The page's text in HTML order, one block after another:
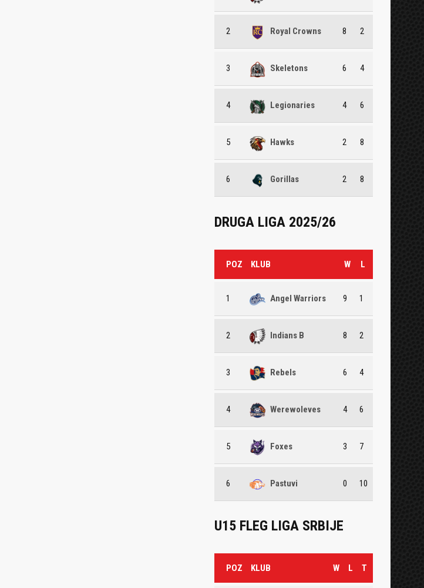
2 Royal Crowns 8 2
3 Skeletons 6 4
4 Legionaries 4 6
5 Hawks 2 8
6 Gorillas 2 8
DRUGA LIGA 2025/26
POZ KLUB W L
1 Angel Warriors 9 1
2 Indians B 8 2
3 Rebels 6 4
4 Werewoleves 4 6
5 Foxes 3 7
6 Pastuvi 0 10
U15 FLEG LIGA SRBIJE
POZ KLUB W L T